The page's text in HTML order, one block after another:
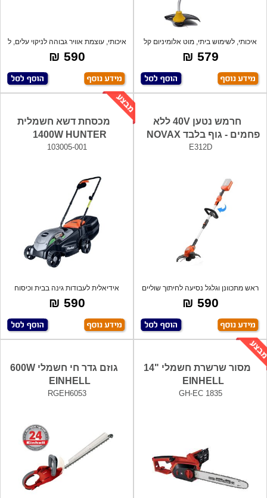
איכותי, לשימוש ביתי, מוט אלומיניום קל
ומ
579 ₪
איכותי, עוצמת אוויר גבוהה לניקוי עלים, ל
590 ₪
חרמש נטען 40V ללא
פחמים - גוף בלבד NOVAX
E312D
ראש מתכוונן וגלגל נסיעה לחיתוך שוליים
מד
590 ₪
מכסחת דשא חשמלית
1400W HUNTER
103005-001
אידיאלית לעבודות גינה בבית וכיסוח
דשא. מ
590 ₪
מסור שרשרת חשמלי "14
EINHELL
GH-EC 1835
גוזם גדר חי חשמלי 600W
EINHELL
RGEH6053